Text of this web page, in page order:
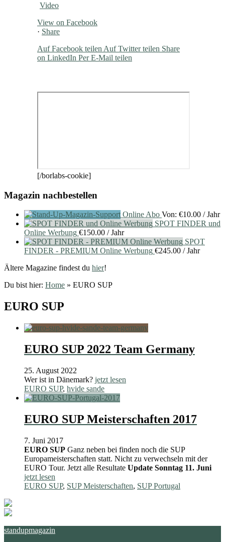
Video
View on Facebook
· Share
Auf Facebook teilen Auf Twitter teilen Share
on LinkedIn Per E-Mail teilen
[/borlabs-cookie]
Magazin nachbestellen
Online Abo Von: €10.00 / Jahr
SPOT FINDER und
Online Werbung €150.00 / Jahr
SPOT
FINDER - PREMIUM Online Werbung €245.00 / Jahr
Ältere Magazine findest du hier!
Du bist hier: Home » EURO SUP
EURO SUP
EURO SUP 2022 Team Germany
25. August 2022
Wer ist in Dänemark? jetzt lesen
EURO SUP, hvide sande
EURO SUP Meisterschaften 2017
7. Juni 2017
EURO SUP Ganz neben bei finden noch die SUP
Europameisterschaften statt. Nicht zu verwechseln mit der
EURO Tour. Jetzt alle Resultate Update Sonntag 11. Juni
jetzt lesen
EURO SUP, SUP Meisterschaften, SUP Portugal
standupmagazin